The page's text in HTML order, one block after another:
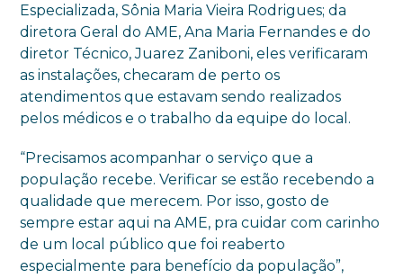
Especializada, Sônia Maria Vieira Rodrigues; da
diretora Geral do AME, Ana Maria Fernandes e do
diretor Técnico, Juarez Zaniboni, eles verificaram
as instalações, checaram de perto os
atendimentos que estavam sendo realizados
pelos médicos e o trabalho da equipe do local.
“Precisamos acompanhar o serviço que a
população recebe. Verificar se estão recebendo a
qualidade que merecem. Por isso, gosto de
sempre estar aqui na AME, pra cuidar com carinho
de um local público que foi reaberto
especialmente para benefício da população”,